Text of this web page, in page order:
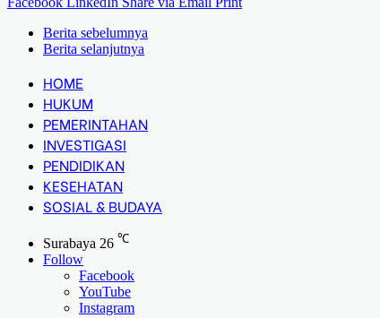
Berita sebelumnya
Berita selanjutnya
HOME
HUKUM
PEMERINTAHAN
INVESTIGASI
PENDIDIKAN
KESEHATAN
SOSIAL & BUDAYA
Surabaya 26 ℃
Follow
Facebook
YouTube
Instagram